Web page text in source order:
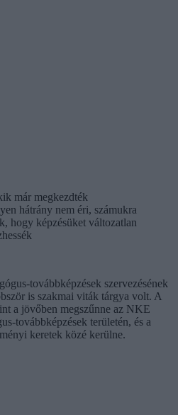
már megkezdték
hátrány nem éri, számukra
hogy képzésüket változatlan
továbbképzések szervezésének
is szakmai viták tárgya volt. A
a jövőben megszűnne az NKE
továbbképzések területén, és a
keretek közé kerülne.